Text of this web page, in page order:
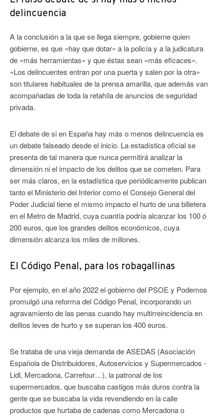
delincuencia
A la conclusión a la que se llega siempre, gobierne quien
gobierne, es que «hay que dotar» a la policía y a la judicatura
de «más herramientas» y que éstas sean «más eficaces».
«Los delincuentes entran por una puerta y salen por la otra»
son titulares habituales de la prensa amarilla, que además van
acompañadas de toda la retahíla de anuncios de seguridad
privada.
El debate de si en España hay más o menos delincuencia es
un debate falseado desde el inicio. La estadística oficial se
presenta de tal manera que nunca permitirá analizar la
dimensión ni el impacto de los delitos que se cometen. Para
ser más claros, en la estadística que periódicamente publican
tanto el Ministerio del Interior como el Consejo General del
Poder Judicial tiene el mismo impacto el hurto de una billetera
en el Metro de Madrid, cuya cuantía podría alcanzar los 100 ó
200 euros, que los grandes delitos económicos, cuya
dimensión alcanza los miles de millones.
El Código Penal, para los robagallinas
Por ejemplo, en el año 2022 el gobierno del PSOE y Podemos
promulgó una reforma del Código Penal, incorporando un
agravamiento de las penas cuando hay multirreincidencia en
delitos leves de hurto y se superan los 400 euros.
Se trataba de una vieja demanda de ASEDAS (Asociación
Española de Distribuidores, Autoservicios y Supermercados -
Lidl, Mercadona, Carrefour…), la patronal de los
supermercados, que buscaba castigos más duros contra la
gente que se buscaba la vida revendiendo en la calle
productos que hurtaba de cadenas como Mercadona o